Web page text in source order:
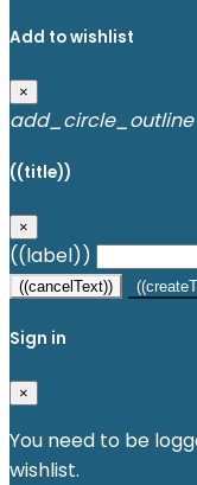
Add to wishlist
×
add_circle_outline
((title))
×
((label))
((cancelText))
Sign in
×
You need to be
wishlist.